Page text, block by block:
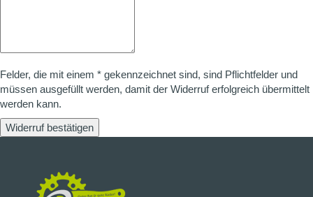
Felder, die mit einem * gekennzeichnet sind, sind Pflichtfelder und
müssen ausgefüllt werden, damit der Widerruf erfolgreich übermittelt
werden kann.
Widerruf bestätigen